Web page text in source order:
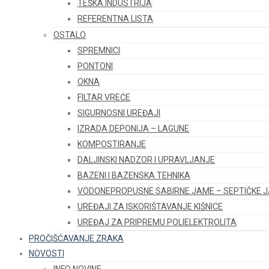
TEŠKA INDUSTRIJA
REFERENTNA LISTA
OSTALO
SPREMNICI
PONTONI
OKNA
FILTAR VREĆE
SIGURNOSNI UREĐAJI
IZRADA DEPONIJA – LAGUNE
KOMPOSTIRANJE
DALJINSKI NADZOR I UPRAVLJANJE
BAZENI I BAZENSKA TEHNIKA
VODONEPROPUSNE SABIRNE JAME – SEPTIČKE
UREĐAJI ZA ISKORIŠTAVANJE KIŠNICE
UREĐAJ ZA PRIPREMU POLIELEKTROLITA
PROČIŠĆAVANJE ZRAKA
NOVOSTI